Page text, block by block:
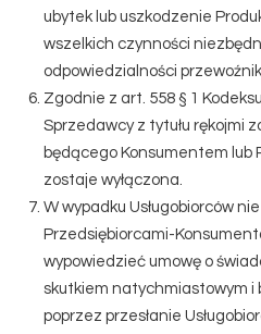
ubytek lub uszkodzenie
wszelkich czynności
odpowiedzialności
Zgodnie z art. 558 § 1
Sprzedawcy z tytułu rękojmi
będącego Konsumentem lub
zostaje wyłączona.
W wypadku Usługobiorców
Przedsiębiorcami-
wypowiedzieć umowę o
skutkiem natychmiastowym i
poprzez przesłanie